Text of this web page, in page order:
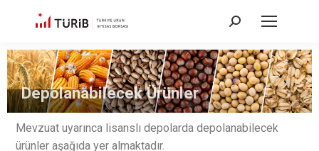
Depolanabilecek Ürünler
Mevzuat uyarınca lisanslı depolarda depolanabilecek
ürünler aşağıda yer almaktadır.